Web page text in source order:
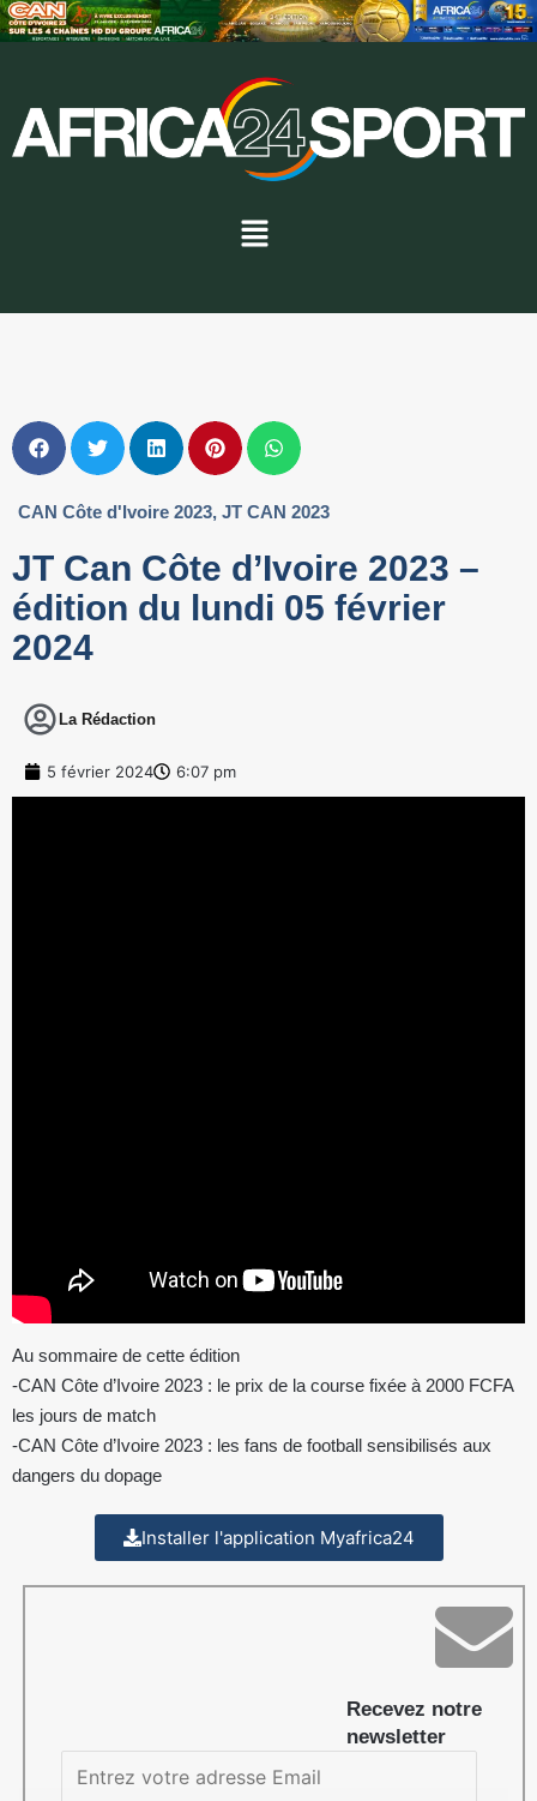
CAN Côte d'Ivoire 2023, JT CAN 2023
JT Can Côte d’Ivoire 2023 –
édition du lundi 05 février
2024
La Rédaction
5 février 2024 6:07 pm
Au sommaire de cette édition
-CAN Côte d’Ivoire 2023 : le prix de la course fixée à 2000 FCFA
les jours de match
-CAN Côte d’Ivoire 2023 : les fans de football sensibilisés aux
dangers du dopage
Installer l'application Myafrica24
Recevez notre
newsletter